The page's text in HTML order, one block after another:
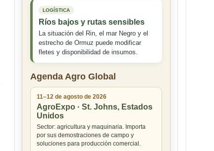
LOGÍSTICA
Ríos bajos y rutas sensibles
La situación del Rin, el mar Negro y el
estrecho de Ormuz puede modificar
fletes y disponibilidad de insumos.
Agenda Agro Global
11–12 de agosto de 2026
AgroExpo · St. Johns, Estados
Unidos
Sector: agricultura y maquinaria. Importa
por sus demostraciones de campo y
soluciones para producción comercial.